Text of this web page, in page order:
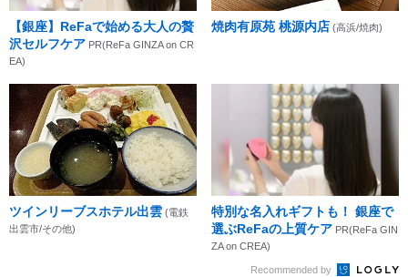
【銀座】ReFaで始める大人の贅
沢セルフケア PR(ReFa GINZA on CR
EA)
焼肉有原苑 桃源内店 (高浜/焼肉)
ツインリーブスホテル出雲 (電鉄
出雲市/その他)
特別な名入れギフトも！ 銀座で
選ぶReFaの上質ケア PR(ReFa GIN
ZA on CREA)
Recommended by